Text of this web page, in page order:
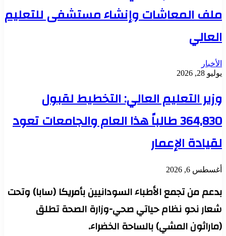
ملف المعاشات وإنشاء مستشفى للتعليم
العالي
الأخبار
يوليو 28, 2026
وزير التعليم العالي: التخطيط لقبول
364,830 طالباً هذا العام والجامعات تعود
لقيادة الإعمار
أغسطس 6, 2026
بدعم من تجمع الأطباء السودانيين بأمريكا (سابا) وتحت
شعار نحو نظام حياتي صحي-وزارة الصحة تطلق
(ماراثون المشي) بالساحة الخضراء.